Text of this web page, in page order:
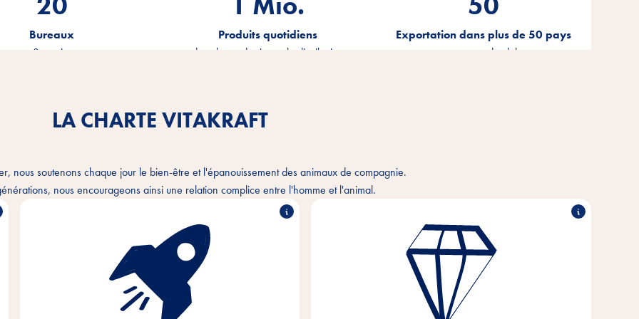
Bureaux
sur 3 continents
Produits quotidiens
dans la production et la distribution
Exportation dans plus de 50 pays
tout autour du globe
LA CHARTE VITAKRAFT
nous soutenons chaque jour le bien-être et l'épanouissement des animaux de compagnie.
nous encourageons ainsi une relation complice entre l'homme et l'animal.
Avec passion et empathie pour les besoins des
animaux de compagnie et de leurs propriétaires,
nous développons, produisons et distribuons des
produits innovants, de haute qualité et adaptés aux
besoins. En agissant de manière durable, nous
Performance exceptionnelle, travail en partenariat,
force d'innovation & action responsable - tels sont
les piliers sur lesquels reposent les valeurs de notre
entreprise.
Ces valeurs fondamentales sont le fondement et